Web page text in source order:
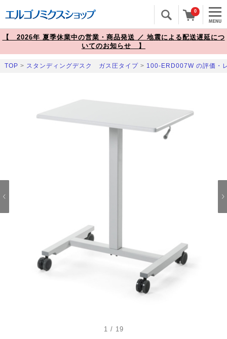
0
【 2026年 夏季休業中の営業・商品発送 ／ 地震による配送遅延につ
いてのお知らせ 】
TOP > スタンディングデスク ガス圧タイプ > 100-ERD007W の評価・
1 / 19